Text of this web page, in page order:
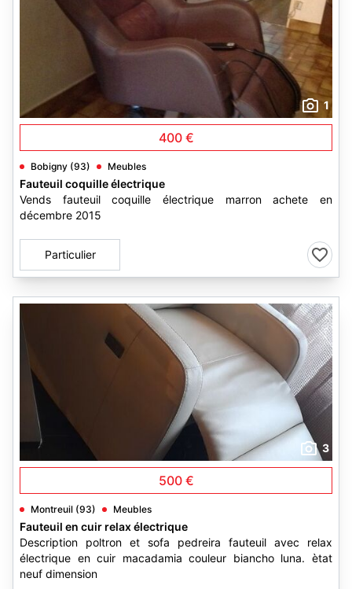
1
400 €
Bobigny (93) Meubles
Fauteuil coquille électrique
Vends fauteuil coquille électrique marron achete en
décembre 2015
Particulier
3
500 €
Montreuil (93) Meubles
Fauteuil en cuir relax électrique
Description poltron et sofa pedreira fauteuil avec relax
électrique en cuir macadamia couleur biancho luna. ètat
neuf dimension